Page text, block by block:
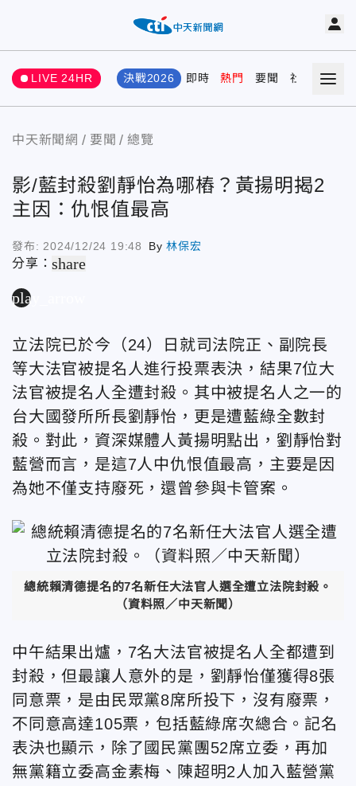
LIVE 24HR 決戰2026 即時 熱門 要聞 社會 娛樂
中天新聞網 要聞 總覽
影/藍封殺劉靜怡為哪樁？黃揚明揭2
主因：仇恨值最高
發布: 2024/12/24 19:48 By林保宏
分享：share
play_arrow
立法院已於今（24）日就司法院正、副院長
等大法官被提名人進行投票表決，結果7位大
法官被提名人全遭封殺。其中被提名人之一的
台大國發所所長劉靜怡，更是遭藍綠全數封
殺。對此，資深媒體人黃揚明點出，劉靜怡對
藍營而言，是這7人中仇恨值最高，主要是因
為她不僅支持廢死，還曾參與卡管案。
總統賴清德提名的7名新任大法官人選全遭立法院封殺。
（資料照／中天新聞）
中午結果出爐，7名大法官被提名人全都遭到
封殺，但最讓人意外的是，劉靜怡僅獲得8張
同意票，是由民眾黨8席所投下，沒有廢票，
不同意高達105票，包括藍綠席次總合。記名
表決也顯示，除了國民黨團52席立委，再加
無黨籍立委高金素梅、陳超明2人加入藍營黨